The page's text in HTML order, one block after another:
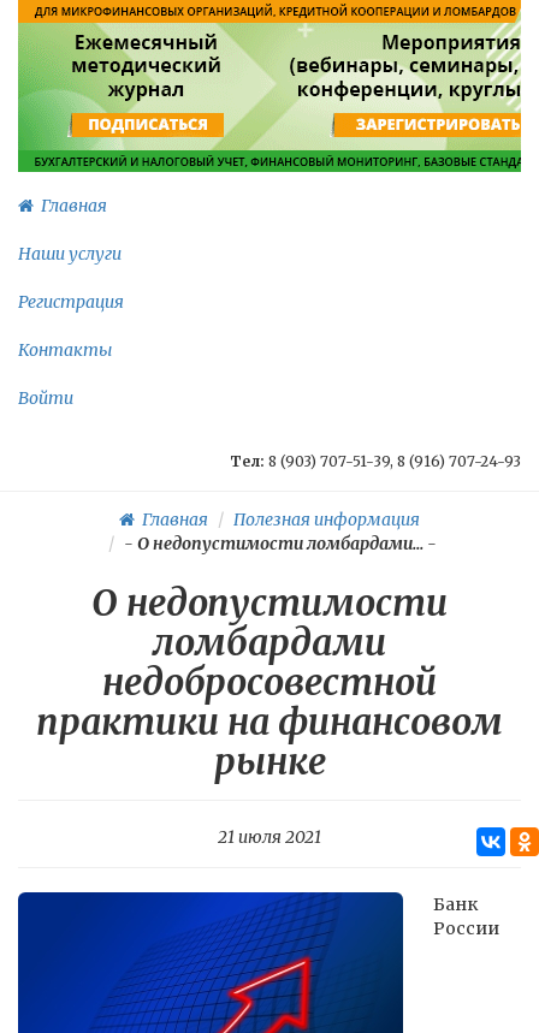
Главная
Наши услуги
Регистрация
Контакты
Войти
Тел: 8 (903) 707-51-39, 8 (916) 707-24-93
Главная
Полезная информация
- О недопустимости ломбардами... -
О недопустимости
ломбардами
недобросовестной
практики на финансовом
рынке
21 июля 2021
Банк
России